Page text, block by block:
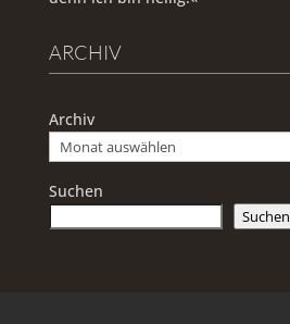
ARCHIV
Archiv
Suchen
Suchen